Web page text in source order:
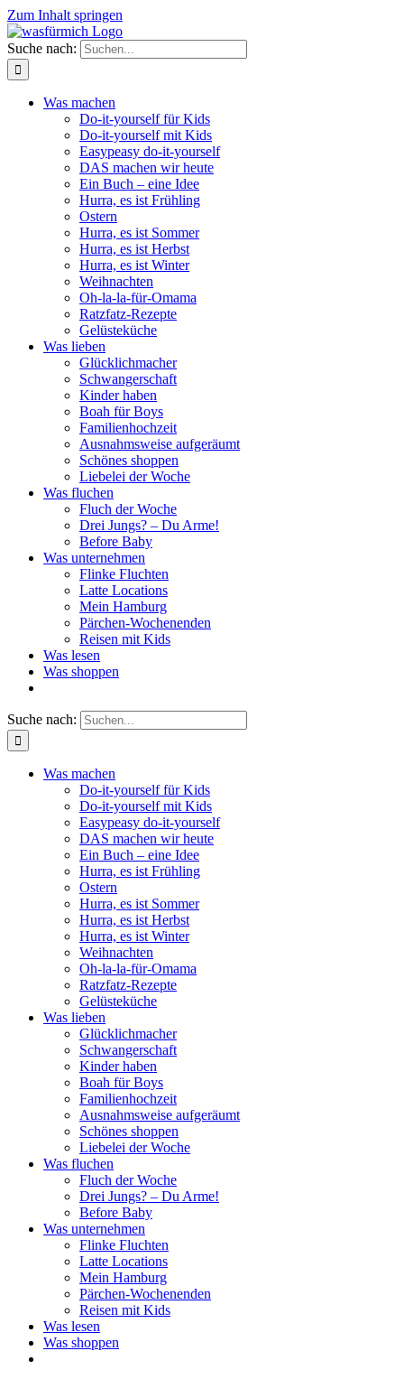
Zum Inhalt springen
Suche nach:
Was machen
Do-it-yourself für Kids
Do-it-yourself mit Kids
Easypeasy do-it-yourself
DAS machen wir heute
Ein Buch – eine Idee
Hurra, es ist Frühling
Ostern
Hurra, es ist Sommer
Hurra, es ist Herbst
Hurra, es ist Winter
Weihnachten
Oh-la-la-für-Omama
Ratzfatz-Rezepte
Gelüsteküche
Was lieben
Glücklichmacher
Schwangerschaft
Kinder haben
Boah für Boys
Familienhochzeit
Ausnahmsweise aufgeräumt
Schönes shoppen
Liebelei der Woche
Was fluchen
Fluch der Woche
Drei Jungs? – Du Arme!
Before Baby
Was unternehmen
Flinke Fluchten
Latte Locations
Mein Hamburg
Pärchen-Wochenenden
Reisen mit Kids
Was lesen
Was shoppen
Suche nach:
Was machen
Do-it-yourself für Kids
Do-it-yourself mit Kids
Easypeasy do-it-yourself
DAS machen wir heute
Ein Buch – eine Idee
Hurra, es ist Frühling
Ostern
Hurra, es ist Sommer
Hurra, es ist Herbst
Hurra, es ist Winter
Weihnachten
Oh-la-la-für-Omama
Ratzfatz-Rezepte
Gelüsteküche
Was lieben
Glücklichmacher
Schwangerschaft
Kinder haben
Boah für Boys
Familienhochzeit
Ausnahmsweise aufgeräumt
Schönes shoppen
Liebelei der Woche
Was fluchen
Fluch der Woche
Drei Jungs? – Du Arme!
Before Baby
Was unternehmen
Flinke Fluchten
Latte Locations
Mein Hamburg
Pärchen-Wochenenden
Reisen mit Kids
Was lesen
Was shoppen